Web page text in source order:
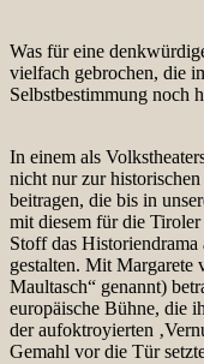
Was für eine
vielfach gebrochen, die
Selbstbestimmung noch
In einem als
nicht nur zur
beitragen, die bis in
mit diesem für die Tiroler
Stoff das
gestalten. Mit Margarete
Maultasch“ genannt)
europäische Bühne, die
der aufoktroyierten
Gemahl vor die Tür